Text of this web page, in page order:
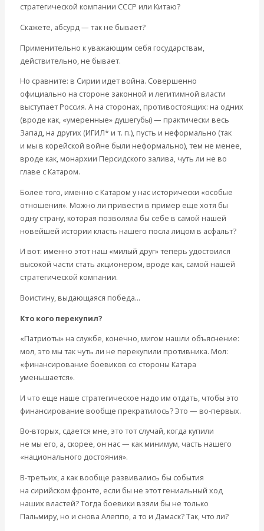
стратегической компании СССР или Китаю?
Скажете, абсурд — так не бывает?
Применительно к уважающим себя государствам,
действительно, не бывает.
Но сравните: в Сирии идет война. Совершенно
официально на стороне законной и легитимной власти
выступает Россия. А на сторонах, противостоящих: на одних
(вроде как, «умеренные» душегубы) — практически весь
Запад, на других (ИГИЛ* и т. п.), пусть и неформально (так
и мы в корейской войне были неформально), тем не менее,
вроде как, монархии Персидского залива, чуть ли не во
главе с Катаром.
Более того, именно с Катаром у нас исторически «особые
отношения». Можно ли привести в пример еще хотя бы
одну страну, которая позволяла бы себе в самой нашей
новейшей истории класть нашего посла лицом в асфальт?
И вот: именно этот наш «милый друг» теперь удостоился
высокой части стать акционером, вроде как, самой нашей
стратегической компании.
Воистину, выдающаяся победа…
Кто кого перекупил?
«Патриоты» на службе, конечно, мигом нашли объяснение:
мол, это мы так чуть ли не перекупили противника. Мол:
«финансирование боевиков со стороны Катара
уменьшается».
И что еще наше стратегическое надо им отдать, чтобы это
финансирование вообще прекратилось? Это — во-первых.
Во-вторых, сдается мне, это тот случай, когда купили
не мы его, а, скорее, он нас — как минимум, часть нашего
«национального достояния».
В-третьих, а как вообще развивались бы события
на сирийском фронте, если бы не этот гениальный ход
наших властей? Тогда боевики взяли бы не только
Пальмиру, но и снова Алеппо, а то и Дамаск? Так, что ли?